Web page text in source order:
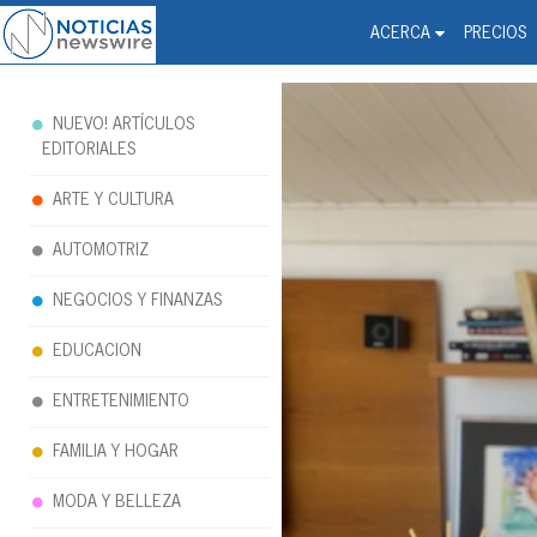
ACERCA PRECIOS
Noticias Newswire -
NUEVO! ARTÍCULOS
EDITORIALES
ARTE Y CULTURA
AUTOMOTRIZ
NEGOCIOS Y FINANZAS
EDUCACION
ENTRETENIMIENTO
FAMILIA Y HOGAR
MODA Y BELLEZA